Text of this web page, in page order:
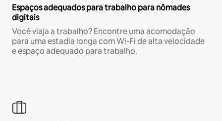
Espaços adequados para trabalho para nômades
digitais
Você viaja a trabalho? Encontre uma acomodação
para uma estadia longa com Wi-Fi de alta velocidade
e espaço adequado para trabalho.